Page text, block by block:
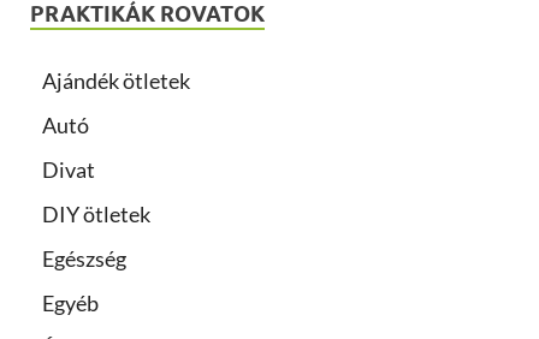
PRAKTIKÁK ROVATOK
Ajándék ötletek
Autó
Divat
DIY ötletek
Egészség
Egyéb